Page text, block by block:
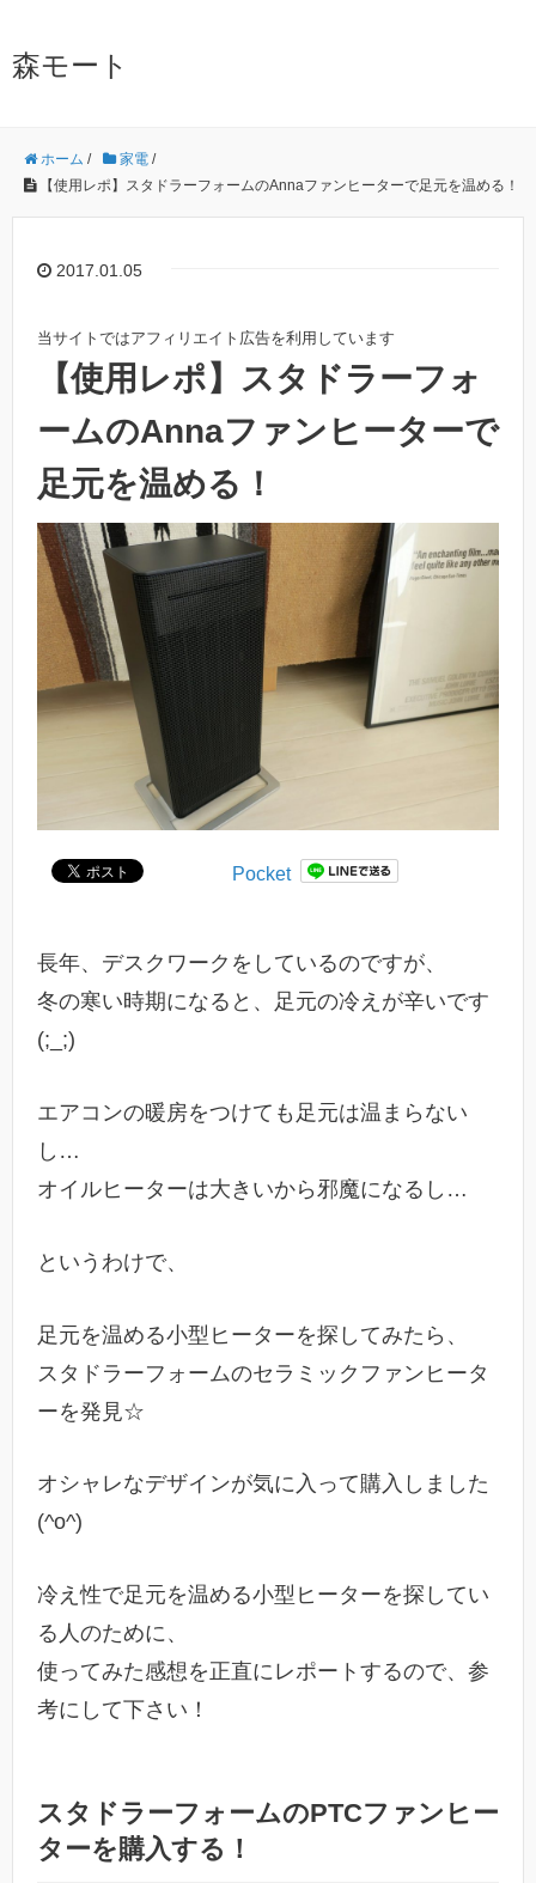
森モート
ホーム / 家電 /
【使用レポ】スタドラーフォームのAnnaファンヒーターで足元を温める！
2017.01.05
当サイトではアフィリエイト広告を利用しています
【使用レポ】スタドラーフォ
ームのAnnaファンヒーターで
足元を温める！
Pocket
長年、デスクワークをしているのですが、
冬の寒い時期になると、足元の冷えが辛いです
(;_;)
エアコンの暖房をつけても足元は温まらない
し…
オイルヒーターは大きいから邪魔になるし…
というわけで、
足元を温める小型ヒーターを探してみたら、
スタドラーフォームのセラミックファンヒータ
ーを発見☆
オシャレなデザインが気に入って購入しました
(^o^)
冷え性で足元を温める小型ヒーターを探してい
る人のために、
使ってみた感想を正直にレポートするので、参
考にして下さい！
スタドラーフォームのPTCファンヒー
ターを購入する！